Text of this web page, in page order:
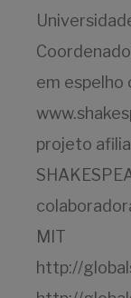
em espelho
projeto
MIT
http://